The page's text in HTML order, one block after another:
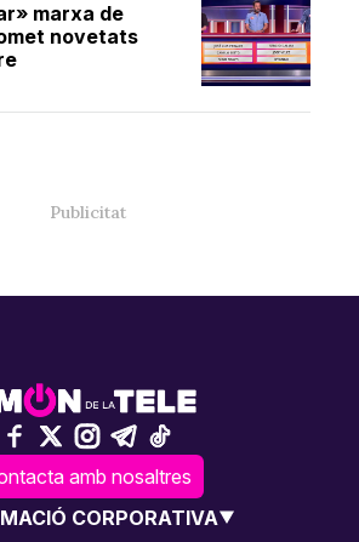
marxa de
novetats
amb nosaltres
CORPORATIVA